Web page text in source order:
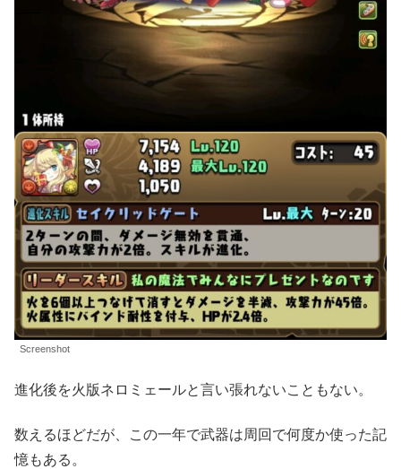
Screenshot
進化後を火版ネロミェールと言い張れないこともない。
数えるほどだが、この一年で武器は周回で何度か使った記
憶もある。